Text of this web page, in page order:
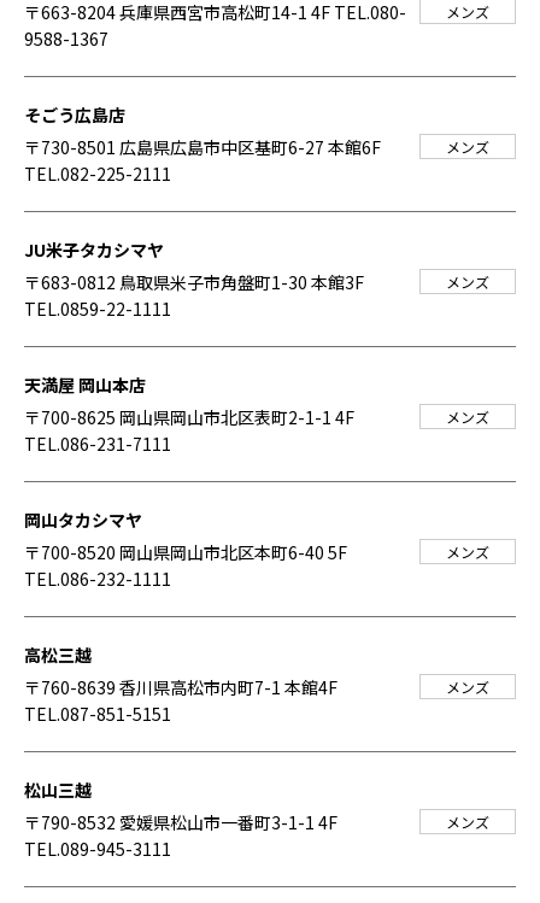
〒663-8204 兵庫県西宮市高松町14-1 4F TEL.080-
9588-1367
メンズ
そごう広島店
〒730-8501 広島県広島市中区基町6-27 本館6F
TEL.082-225-2111
メンズ
JU米子タカシマヤ
〒683-0812 鳥取県米子市角盤町1-30 本館3F
TEL.0859-22-1111
メンズ
天満屋 岡山本店
〒700-8625 岡山県岡山市北区表町2-1-1 4F
TEL.086-231-7111
メンズ
岡山タカシマヤ
〒700-8520 岡山県岡山市北区本町6-40 5F
TEL.086-232-1111
メンズ
高松三越
〒760-8639 香川県高松市内町7-1 本館4F
TEL.087-851-5151
メンズ
松山三越
〒790-8532 愛媛県松山市一番町3-1-1 4F
TEL.089-945-3111
メンズ